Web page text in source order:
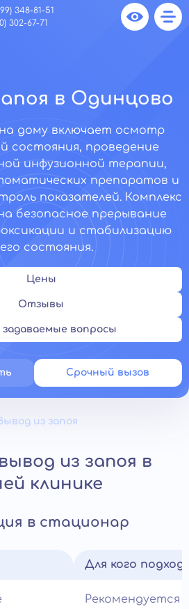
348-81-51
302-67-71
в Одинцово
дому включает осмотр
состояния, проведение
инфузионной терапии,
препаратов и
показателей. Комплекс
безопасное прерывание
и стабилизацию
состояния.
Цены
Отзывы
вопросы
Срочный вызов
из запоя
из запоя в
клинике
в стационар
Для кого
Рекомендуется